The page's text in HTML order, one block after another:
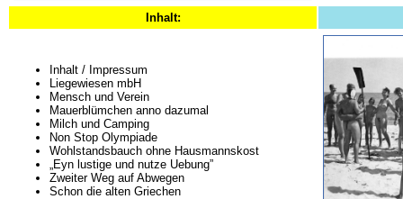
Inhalt:
Inhalt / Impressum
Liegewiesen mbH
Mensch und Verein
Mauerblümchen anno dazumal
Milch und Camping
Non Stop Olympiade
Wohlstandsbauch ohne Hausmannskost
„Eyn lustige und nutze Uebung”
Zweiter Weg auf Abwegen
Schon die alten Griechen